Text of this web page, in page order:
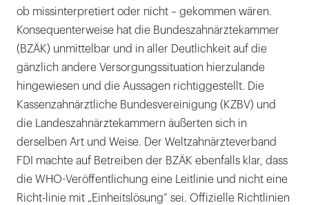
ob missinterpretiert oder nicht – gekommen wären.
Konsequenterweise hat die Bundeszahnärztekammer
(BZÄK) unmittelbar und in aller Deutlichkeit auf die
gänzlich andere Versorgungssituation hierzulande
hingewiesen und die Aussagen richtiggestellt. Die
Kassenzahnärztliche Bundesvereinigung (KZBV) und
die Landeszahnärztekammern äußerten sich in
derselben Art und Weise. Der Weltzahnärzteverband
FDI machte auf Betreiben der BZÄK ebenfalls klar, dass
die WHO-Veröffentlichung eine Leitlinie und nicht eine
Richt-linie mit „Einheitslösung“ sei. Offizielle Richtlinien